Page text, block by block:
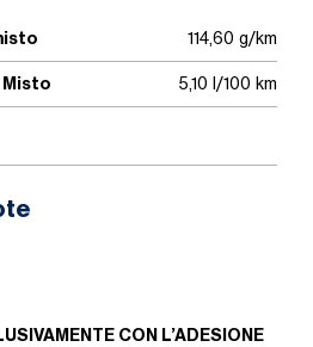
114,60 g/km
5,10 l/100 km
CON L’ADESIONE